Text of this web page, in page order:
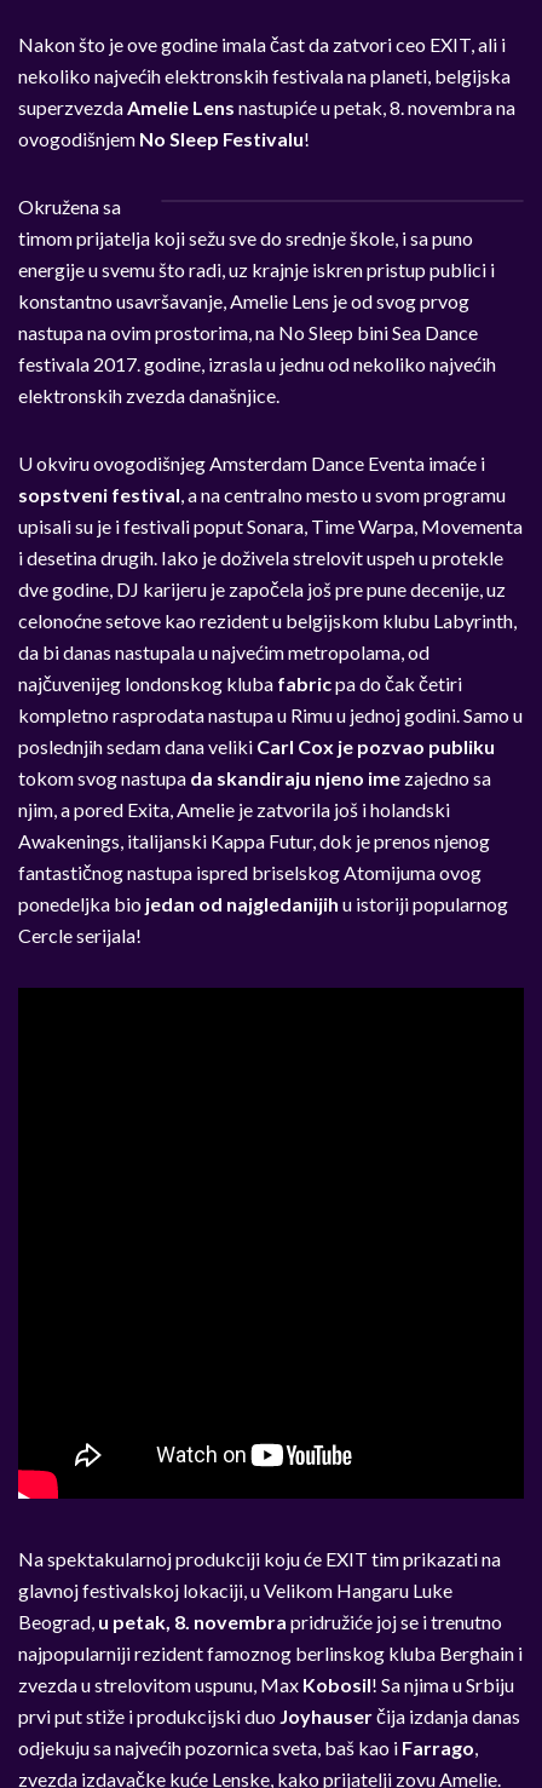
Nakon što je ove godine imala čast da zatvori ceo EXIT, ali i
nekoliko najvećih elektronskih festivala na planeti, belgijska
superzvezda Amelie Lens nastupiće u petak, 8. novembra na
ovogodišnjem No Sleep Festivalu!
Okružena sa
timom prijatelja koji sežu sve do srednje škole, i sa puno
energije u svemu što radi, uz krajnje iskren pristup publici i
konstantno usavršavanje, Amelie Lens je od svog prvog
nastupa na ovim prostorima, na No Sleep bini Sea Dance
festivala 2017. godine, izrasla u jednu od nekoliko najvećih
elektronskih zvezda današnjice.
U okviru ovogodišnjeg Amsterdam Dance Eventa imaće i
sopstveni festival , a na centralno mesto u svom programu
upisali su je i festivali poput Sonara, Time Warpa, Movementa
i desetina drugih. Iako je doživela strelovit uspeh u protekle
dve godine, DJ karijeru je započela još pre pune decenije, uz
celonoćne setove kao rezident u belgijskom klubu Labyrinth,
da bi danas nastupala u najvećim metropolama, od
najčuvenijeg londonskog kluba fabricpa do čak četiri
kompletno rasprodata nastupa u Rimu u jednoj godini. Samo u
poslednjih sedam dana veliki Carl Cox je pozvao publiku
tokom svog nastupa da skandiraju njeno ime zajedno sa
njim, a pored Exita, Amelie je zatvorila još i holandski
Awakenings, italijanski Kappa Futur, dok je prenos njenog
fantastičnog nastupa ispred briselskog Atomijuma ovog
ponedeljka bio jedan od najgledanijih u istoriji popularnog
Cercle serijala!
Na spektakularnoj produkciji koju će EXIT tim prikazati na
glavnoj festivalskoj lokaciji, u Velikom Hangaru Luke
Beograd, u petak, 8. novembra pridružiće joj se i trenutno
najpopularniji rezident famoznog berlinskog kluba Berghain i
zvezda u strelovitom uspunu, Max Kobosil! Sa njima u Srbiju
prvi put stiže i produkcijski duo Joyhauserčija izdanja danas
odjekuju sa najvećih pozornica sveta, baš kao i Farrago
zvezda izdavačke kuće Lenske, kako prijatelji zovu Amelie.